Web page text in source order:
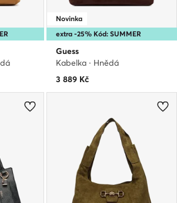
extra -25% Kód: SUMMER
Novinka
Guess
Kabelka · Hnědá
3 889 Kč